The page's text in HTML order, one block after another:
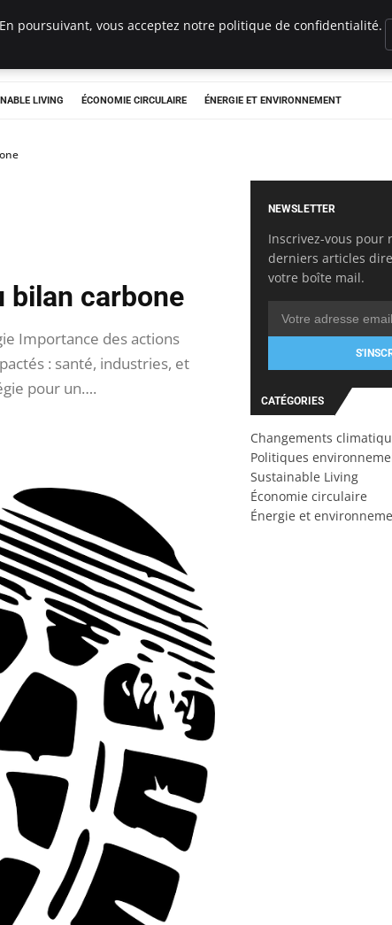
LIVING ÉCONOMIE CIRCULAIRE ÉNERGIE ET ENVIRONNEMENT
bilan carbone
Importance des actions
: santé, industries, et
pour un….
NEWSLETTER
Inscrivez-vous pour
derniers articles
votre boîte mail.
CATÉGORIES
Changements
Politiques
Sustainable Living
Économie circulaire
Énergie et
poursuivant, vous acceptez notre politique de confidentialité.